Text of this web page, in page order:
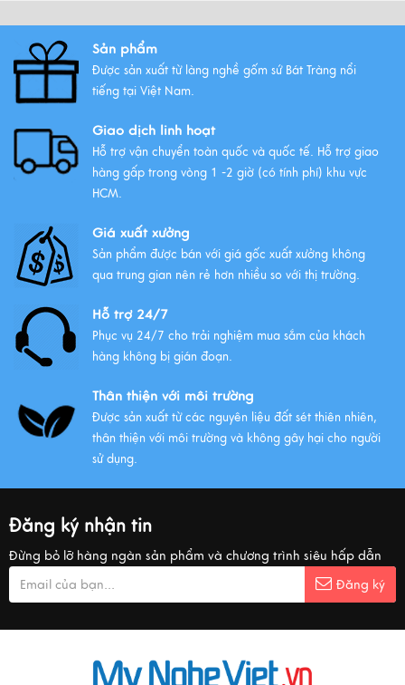
Những mẫu ấm trà gốm Bát
Tràng được ưa chuộng nhất
Xem thêm
Sản phẩm
Được sản xuất từ làng nghề gốm sứ Bát Tràng nổi
tiếng tại Việt Nam.
Giao dịch linh hoạt
Hỗ trợ vận chuyển toàn quốc và quốc tế. Hỗ trợ giao
hàng gấp trong vòng 1 -2 giờ (có tính phí) khu vực
HCM.
Giá xuất xưởng
Sản phẩm được bán với giá gốc xuất xưởng không
qua trung gian nên rẻ hơn nhiều so với thị trường.
Hỗ trợ 24/7
Phục vụ 24/7 cho trải nghiệm mua sắm của khách
hàng không bị gián đoạn.
Thân thiện với môi trường
Được sản xuất từ các nguyên liệu đất sét thiên nhiên,
thân thiện với môi trường và không gây hại cho người
sử dụng.
Đăng ký nhận tin
Đừng bỏ lỡ hàng ngàn sản phẩm và chương trình siêu hấp dẫn
Đăng ký